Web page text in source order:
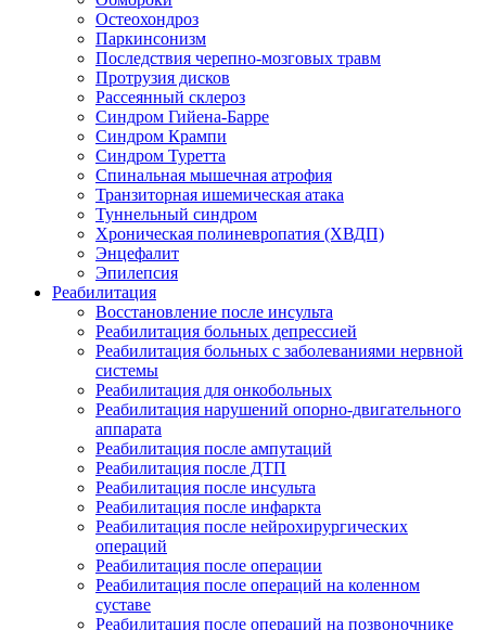
Остеохондроз
Паркинсонизм
Последствия черепно-мозговых травм
Протрузия дисков
Рассеянный склероз
Синдром Гийена-Барре
Синдром Крампи
Синдром Туретта
Спинальная мышечная атрофия
Транзиторная ишемическая атака
Туннельный синдром
Хроническая полиневропатия (ХВДП)
Энцефалит
Эпилепсия
Реабилитация
Восстановление после инсульта
Реабилитация больных депрессией
Реабилитация больных с заболеваниями нервной
системы
Реабилитация для онкобольных
Реабилитация нарушений опорно-двигательного
аппарата
Реабилитация после ампутаций
Реабилитация после ДТП
Реабилитация после инсульта
Реабилитация после инфаркта
Реабилитация после нейрохирургических
операций
Реабилитация после операции
Реабилитация после операций на коленном
суставе
Реабилитация после операций на позвоночнике